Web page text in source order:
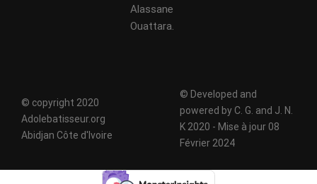
Alassane
Ouattara.
© copyright 2020
Adolebatisseur.org
Abidjan Côte d'Ivoire
© Developed and
powered by C. G. and J. N.
K 2020 - Mise à jour 08
Février 2024